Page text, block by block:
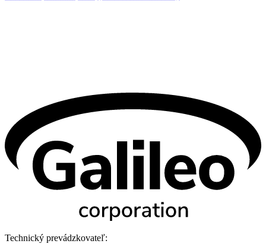
Technický prevádzkovateľ: